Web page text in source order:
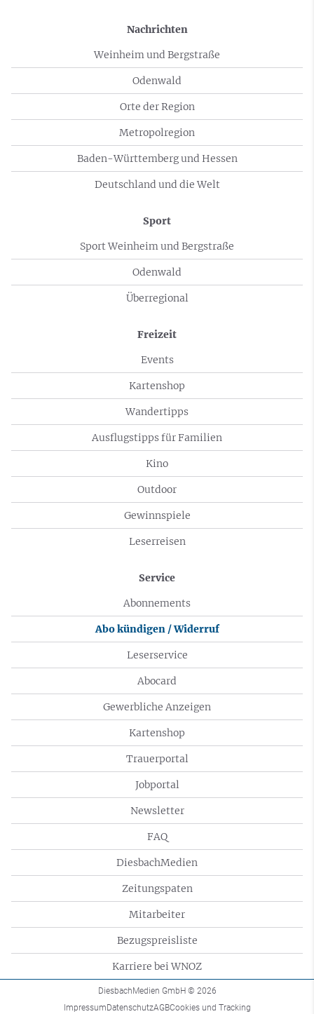
Nachrichten
Weinheim und Bergstraße
Odenwald
Orte der Region
Metropolregion
Baden-Württemberg und Hessen
Deutschland und die Welt
Sport
Sport Weinheim und Bergstraße
Odenwald
Überregional
Freizeit
Events
Kartenshop
Wandertipps
Ausflugstipps für Familien
Kino
Outdoor
Gewinnspiele
Leserreisen
Service
Abonnements
Abo kündigen / Widerruf
Leserservice
Abocard
Gewerbliche Anzeigen
Kartenshop
Trauerportal
Jobportal
Newsletter
FAQ
DiesbachMedien
Zeitungspaten
Mitarbeiter
Bezugspreisliste
Karriere bei WNOZ
DiesbachMedien GmbH © 2026
ImpressumDatenschutzAGBCookies und Tracking